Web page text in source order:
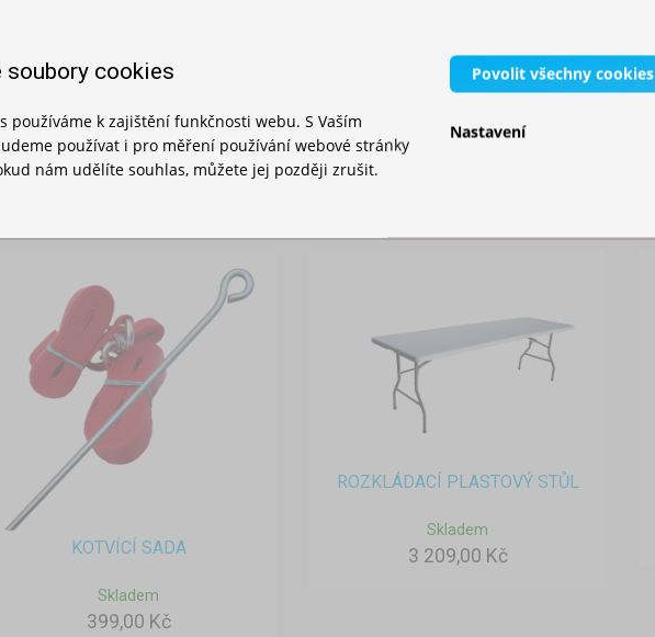
BOČNÍ PLACHTA 3M
Skladem
455,00 Kč
Skladem
749,00 Kč
KOTVÍCÍ SADA
Skladem
399,00 Kč
ROZKLÁDACÍ PLASTOVÝ STŮL
Skladem
3 209,00 Kč
soubory cookies
používáme k zajištění funkčnosti webu. S Vaším
používat i pro měření používání webové stránky
nám udělíte souhlas, můžete jej později zrušit.
Povolit všechny cookies
Nastavení